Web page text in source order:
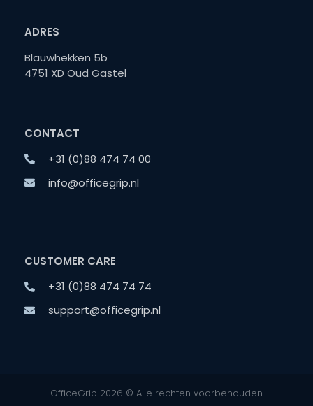
ADRES
Blauwhekken 5b
4751 XD Oud Gastel
CONTACT
+31 (0)88 474 74 00
info@officegrip.nl
CUSTOMER CARE
+31 (0)88 474 74 74
support@officegrip.nl
OfficeGrip 2026 © Alle rechten voorbehouden